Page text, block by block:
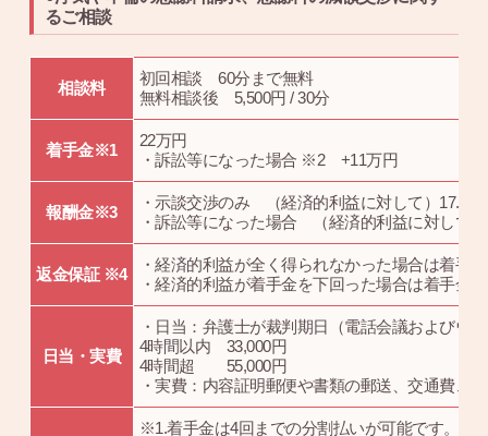
るご相談
相談料
初回相談 60分まで無料
無料相談後 5,500円 / 30分
着手金※1
22万円
・訴訟等になった場合 ※2 +11万円
報酬金※3
・示談交渉のみ （経済的利益に対して）17.6％
・訴訟等になった場合 （経済的利益に対して
返金保証 ※4
・経済的利益が全く得られなかった場合は着手
・経済的利益が着手金を下回った場合は着手金
日当・実費
・日当：弁護士が裁判期日（電話会議およびウ
4時間以内 33,000円
4時間超 55,000円
・実費：内容証明郵便や書類の郵送、交通費、
※1.着手金は4回までの分割払いが可能です。